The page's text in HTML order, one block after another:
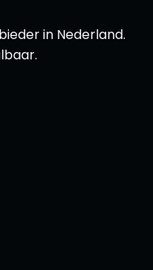
in Nederland.